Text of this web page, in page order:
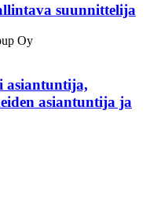
suunnittelija
Oy
asiantuntija,
asiantuntija ja